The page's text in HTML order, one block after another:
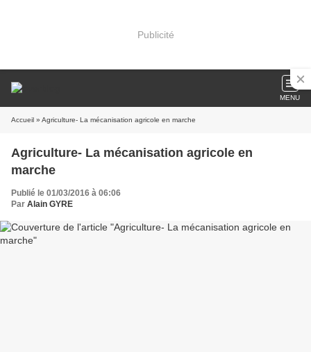
Publicité
MENU
Accueil » Agriculture- La mécanisation agricole en marche
Agriculture- La mécanisation agricole en
marche
Publié le 01/03/2016 à 06:06
Par Alain GYRE